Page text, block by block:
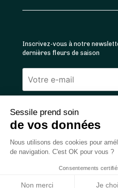
Sessile prend soin
de vos données
Nous utilisons des cookies pour
de navigation. C'est OK pour vous ?
Consentements
Non merci Je
Ajouter
Inscrivez-vous à notre
dernières fleurs de saison
Veuillez
ce
champ
4.4 /5 ⭐ | 120 000+
Achats 100%
2026 — ©